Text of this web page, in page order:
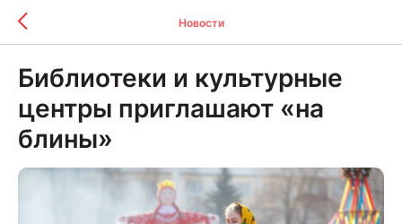
Новости
Библиотеки и культурные
центры приглашают «на
блины»